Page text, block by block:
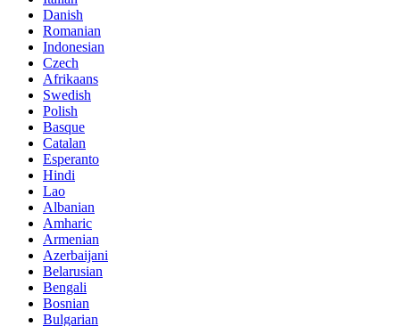
Danish
Romanian
Indonesian
Czech
Afrikaans
Swedish
Polish
Basque
Catalan
Esperanto
Hindi
Lao
Albanian
Amharic
Armenian
Azerbaijani
Belarusian
Bengali
Bosnian
Bulgarian